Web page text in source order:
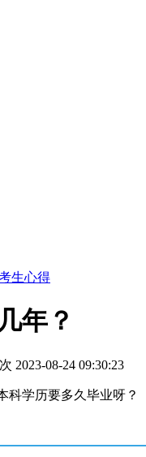
生心得
年？
次 2023-08-24 09:30:23
科学历要多久毕业呀？